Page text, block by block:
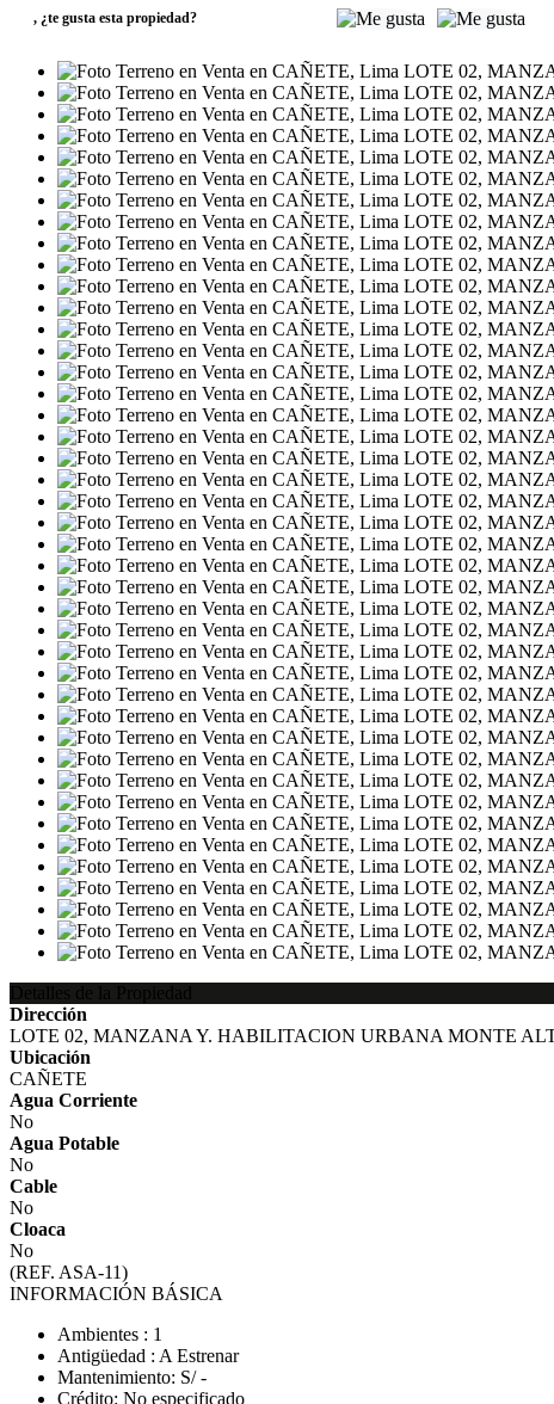
, ¿te gusta esta propiedad?
Dirección
LOTE 02, MANZANA Y. HABILITACION URBANA MONTE
Ubicación
CAÑETE
Agua Corriente
No
Agua Potable
No
Cable
No
Cloaca
No
(REF. ASA-11)
INFORMACIÓN BÁSICA
Ambientes : 1
Antigüedad : A Estrenar
Mantenimiento: S/ -
Crédito: No especificado